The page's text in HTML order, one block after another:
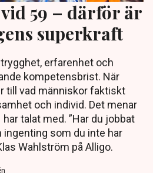
59 – därför är
superkraft
erfarenhet och
kompetensbrist. När
till vad människor faktiskt
och individ. Det menar
talat med. ”Har du jobbat
ingenting som du inte har
Wahlström på Alligo.